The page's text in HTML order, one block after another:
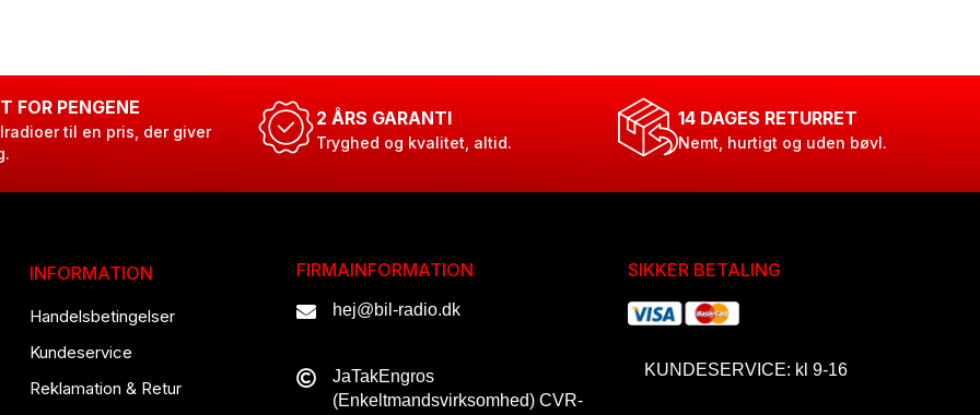
FOR PENGENE
til en pris, der giver
2 ÅRS GARANTI
Tryghed og kvalitet, altid.
14 DAGES RETURRET
Nemt, hurtigt og uden bøvl.
INFORMATION
Handelsbetingelser
Kundeservice
Reklamation & Retur
FIRMAINFORMATION
hej@bil-radio.dk
JaTakEngros
(Enkeltmandsvirksomhed) CVR-
SIKKER BETALING
KUNDESERVICE: kl 9-16